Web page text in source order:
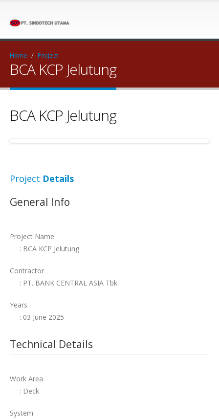
Home / Project
BCA KCP Jelutung
BCA KCP Jelutung
Project Details
General Info
Project Name
: BCA KCP Jelutung
Contractor
: PT. BANK CENTRAL ASIA Tbk
Years
: 03 June 2025
Technical Details
Work Area
: Deck
System